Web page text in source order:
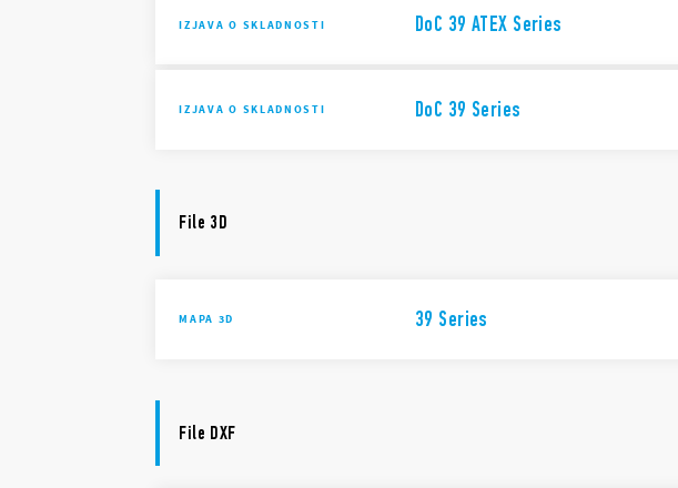
IZJAVA O SKLADNOSTI DoC 39 ATEX Series
IZJAVA O SKLADNOSTI DoC 39 Series
File 3D
MAPA 3D 39 Series
File DXF